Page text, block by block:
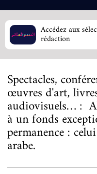
Accédez aux
rédaction
Spectacles,
œuvres d'art,
audiovisuels… :
à un fonds
permanence :
arabe.